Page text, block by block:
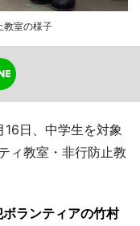
教室の様子
日、中学生を対象
ィ教室・非行防止教
ランティアの竹村